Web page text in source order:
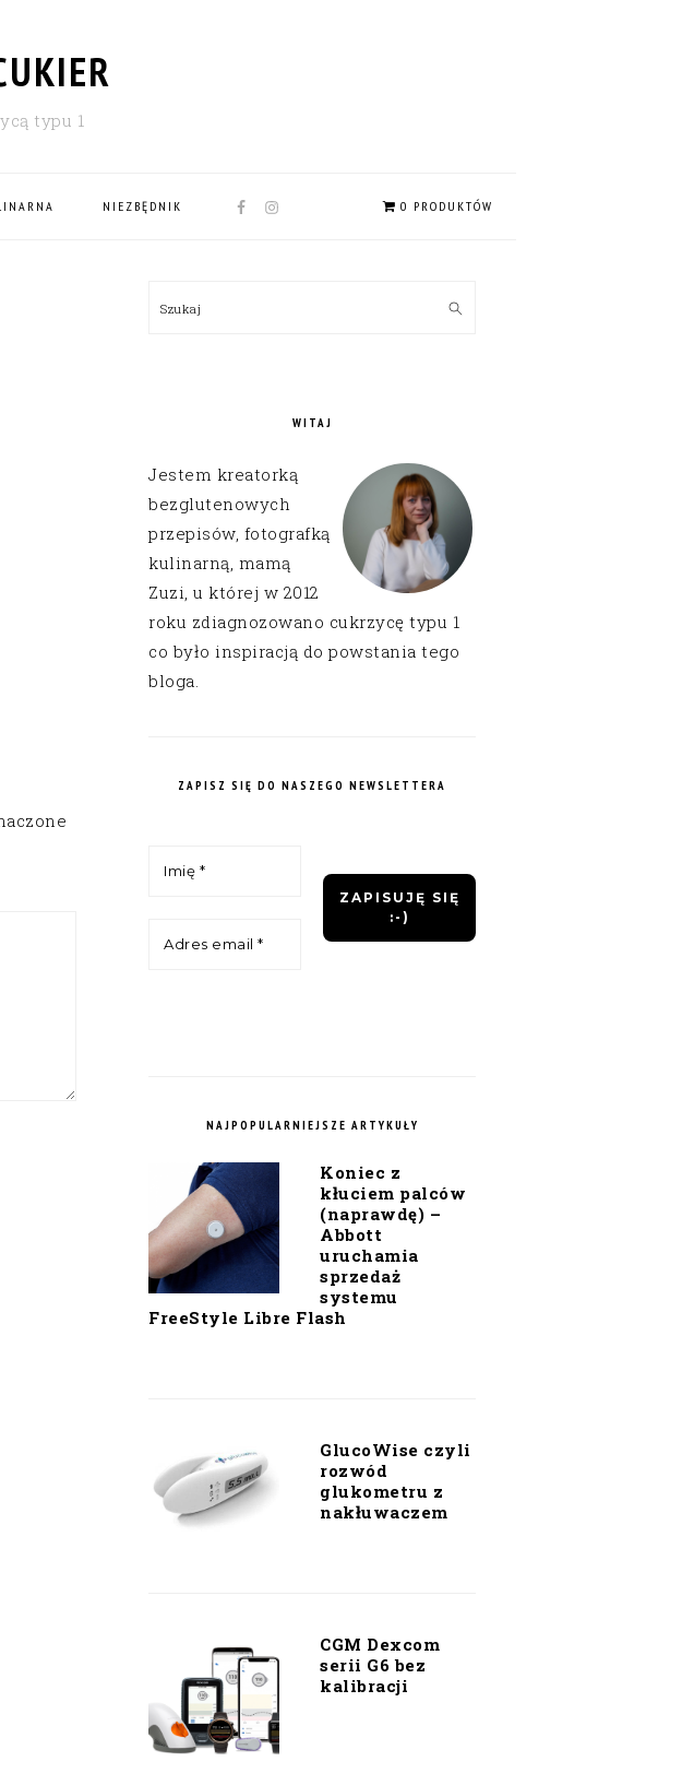
typu 1
NIEZBĘDNIK
NAV
0 PRODUKTÓW
SIDEBAR
Szukaj
WITAJ
Jestem kreatorką
bezglutenowych
przepisów, fotografką
kulinarną, mamą
Zuzi, u której w 2012
roku zdiagnozowano cukrzycę typu 1
co było inspiracją do powstania tego
bloga.
ZAPISZ SIĘ DO NASZEGO NEWSLETTERA
NAJPOPULARNIEJSZE ARTYKUŁY
Koniec z
kłuciem palców
(naprawdę) –
Abbott
uruchamia
sprzedaż
systemu
FreeStyle Libre Flash
GlucoWise czyli
rozwód
glukometru z
nakłuwaczem
CGM Dexcom
serii G6 bez
kalibracji